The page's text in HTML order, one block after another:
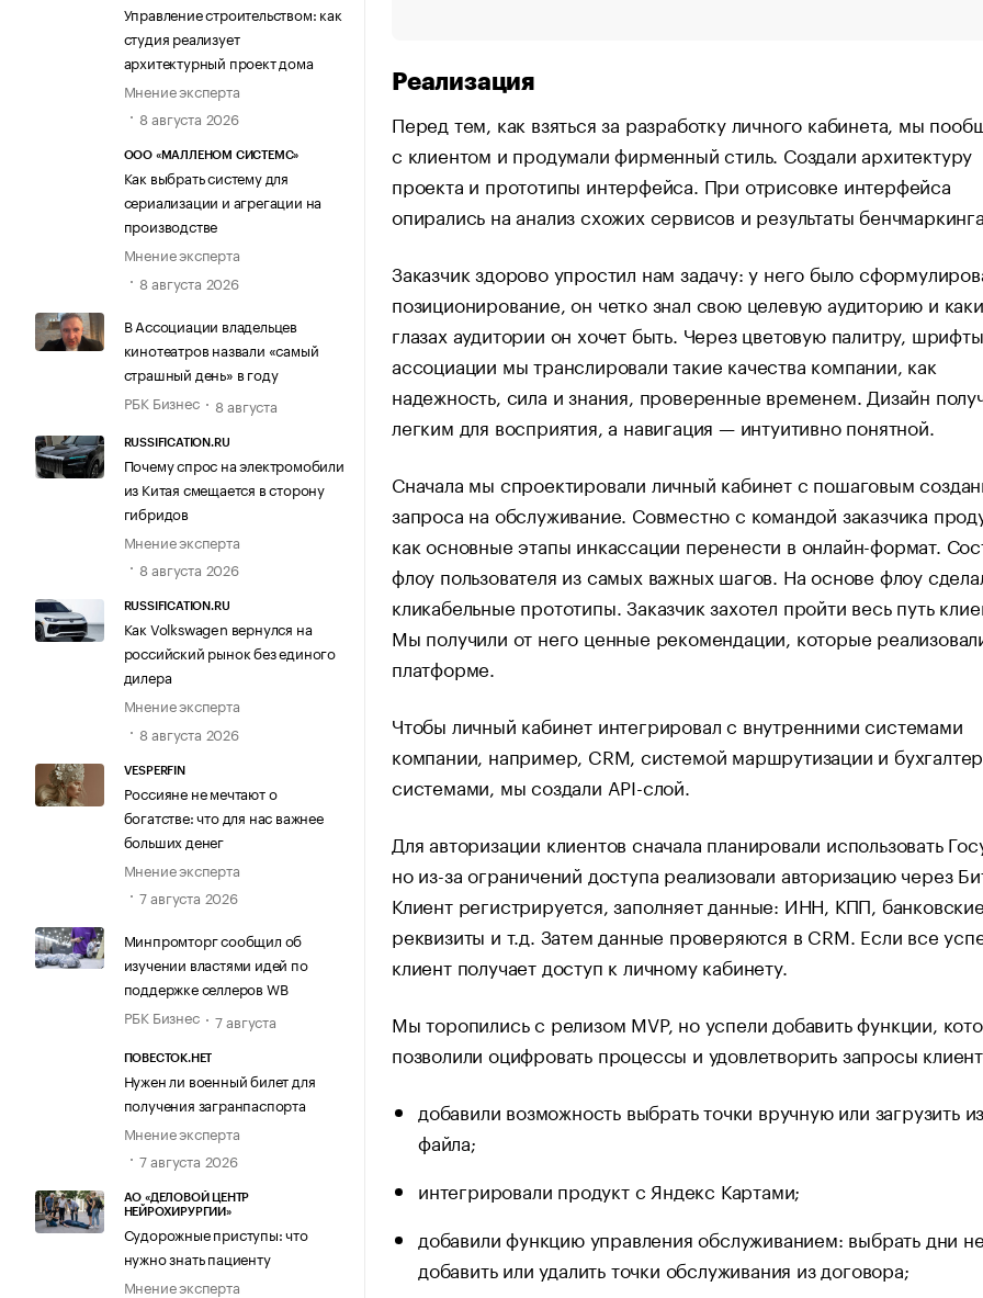
Управление строительством: как
студия реализует
архитектурный проект дома
Мнение эксперта
8 августа 2026
ООО «МАЛЛЕНОМ СИСТЕМС»
Как выбрать систему для
сериализации и агрегации на
производстве
Мнение эксперта
8 августа 2026
В Ассоциации владельцев
кинотеатров назвали «самый
страшный день» в году
РБК Бизнес
8 августа
RUSSIFICATION.RU
Почему спрос на электромобили
из Китая смещается в сторону
гибридов
Мнение эксперта
8 августа 2026
RUSSIFICATION.RU
Как Volkswagen вернулся на
российский рынок без единого
дилера
Мнение эксперта
8 августа 2026
VESPERFIN
Россияне не мечтают о
богатстве: что для нас важнее
больших денег
Мнение эксперта
7 августа 2026
Минпромторг сообщил об
изучении властями идей по
поддержке селлеров WB
РБК Бизнес
7 августа
ПОВЕСТОК.НЕТ
Нужен ли военный билет для
получения загранпаспорта
Мнение эксперта
7 августа 2026
АО «ДЕЛОВОЙ ЦЕНТР
НЕЙРОХИРУРГИИ»
Судорожные приступы: что
нужно знать пациенту
Мнение эксперта
Реализация
Перед тем, как взяться за разработку личного кабинета, мы
с клиентом и продумали фирменный стиль. Создали архитектуру
проекта и прототипы интерфейса. При отрисовке интерфейса
опирались на анализ схожих сервисов и результаты бенчмаркинга.
Заказчик здорово упростил нам задачу: у него было
позиционирование, он четко знал свою целевую аудиторию и
глазах аудитории он хочет быть. Через цветовую палитру,
ассоциации мы транслировали такие качества компании, как
надежность, сила и знания, проверенные временем. Дизайн
легким для восприятия, а навигация — интуитивно понятной.
Сначала мы спроектировали личный кабинет с пошаговым
запроса на обслуживание. Совместно с командой заказчика
как основные этапы инкассации перенести в онлайн-формат.
флоу пользователя из самых важных шагов. На основе флоу
кликабельные прототипы. Заказчик захотел пройти весь путь
Мы получили от него ценные рекомендации, которые
платформе.
Чтобы личный кабинет интегрировал с внутренними системами
компании, например, CRM, системой маршрутизации и
системами, мы создали API-слой.
Для авторизации клиентов сначала планировали использовать
но из-за ограничений доступа реализовали авторизацию через
Клиент регистрируется, заполняет данные: ИНН, КПП, банковские
реквизиты и т.д. Затем данные проверяются в CRM. Если все
клиент получает доступ к личному кабинету.
Мы торопились с релизом MVP, но успели добавить функции,
позволили оцифровать процессы и удовлетворить запросы
добавили возможность выбрать точки вручную или загрузить из
файла;
интегрировали продукт с Яндекс Картами;
добавили функцию управления обслуживанием: выбрать дни
добавить или удалить точки обслуживания из договора;